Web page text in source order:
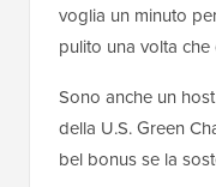
voglia un minuto
pulito una volta
Sono anche un
della U.S. Green
bel bonus se la